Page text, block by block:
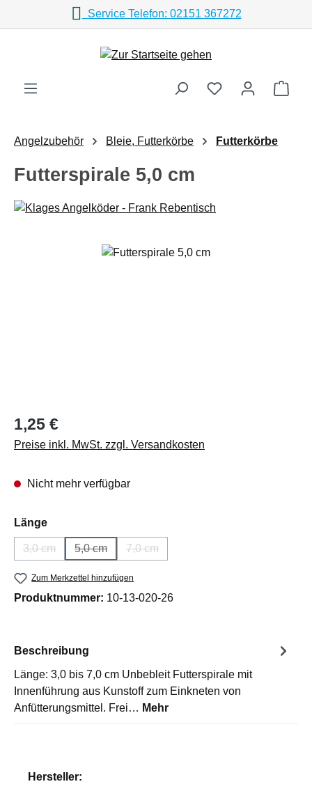
Zum Hauptinhalt springenService Telefon: 02151 367272
Angelzubehör Bleie, Futterkörbe Futterkörbe
Futterspirale 5,0 cm
Bildergalerie überspringen
Regulärer Preis:
1,25 €
Preise inkl. MwSt. zzgl. Versandkosten
Nicht mehr verfügbar
Längeauswählen
3,0 cm
(Diese Option ist zurzeit nicht verfügbar.)
5,0 cm
(Diese Option ist zurzeit nicht verfügbar.)
7,0 cm
Zum Merkzettel hinzufügen
Produktnummer: 10-13-020-26
Beschreibung
Länge: 3,0 bis 7,0 cm Unbebleit Futterspirale mit
Innenführung aus Kunstoff zum Einkneten von
Anfütterungsmittel. Frei… Mehr
Hersteller: